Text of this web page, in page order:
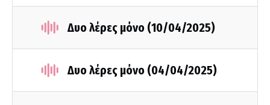
Δυο λέρες μόνο (10/04/2025)
Δυο λέρες μόνο (04/04/2025)